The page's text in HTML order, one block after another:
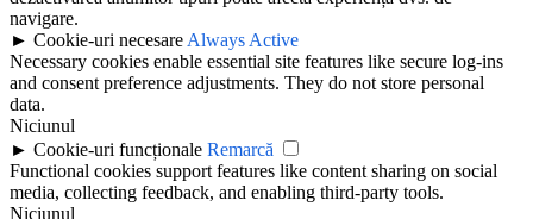
navigare.
► Cookie-uri necesare Always Active
Necessary cookies enable essential site features like secure log-ins
and consent preference adjustments. They do not store personal
data.
Niciunul
► Cookie-uri funcționale Remarcă
Functional cookies support features like content sharing on social
media, collecting feedback, and enabling third-party tools.
Niciunul